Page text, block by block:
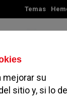
Temas
SERVICIOS